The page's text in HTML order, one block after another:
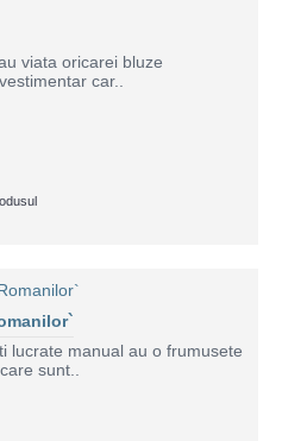
viata oricarei bluze
car..
lucrate manual au o frumusete
sunt..